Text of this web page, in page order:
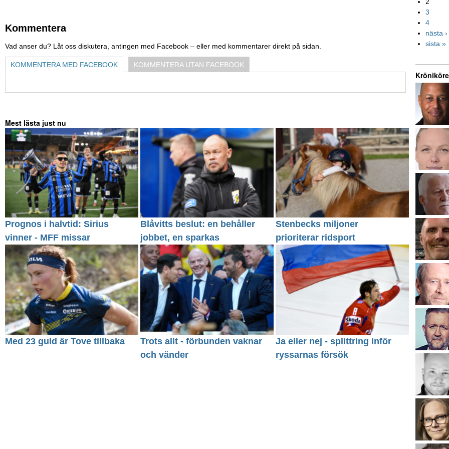
Kommentera
Vad anser du? Låt oss diskutera, antingen med Facebook – eller med kommentarer direkt på sidan.
KOMMENTERA MED FACEBOOK KOMMENTERA UTAN FACEBOOK
Mest lästa just nu
Prognos i halvtid: Sirius
vinner - MFF missar
Blåvitts beslut: en behåller
jobbet, en sparkas
Stenbecks miljoner
prioriterar ridsport
Med 23 guld är Tove tillbaka
Trots allt - förbunden vaknar
och vänder
Ja eller nej - splittring inför
ryssarnas försök
2
3
4
nästa ›
sista »